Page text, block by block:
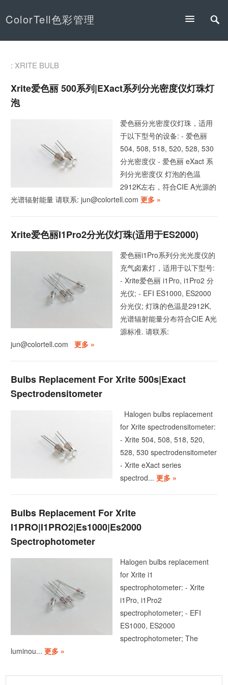
ColorTell色彩管理
: XRITE BULB
Xrite爱色丽 500系列|eXact系列分光密度仪灯珠灯
泡
爱色丽分光密度仪灯珠，适用
于以下型号的设备: - 爱色丽
504, 508, 518, 520, 528, 530
分光密度仪 - 爱色丽 eXact 系
列分光密度仪 灯泡的色温
2912K左右，符合CIE A光源的
光谱辐射能量 请联系: jun@colortell.com 更多 »
Xrite爱色丽i1Pro2分光仪灯珠(适用于ES2000)
爱色丽i1Pro系列分光光度仪的
充气卤素灯，适用于以下型号:
- Xrite爱色丽 i1Pro, i1Pro2 分
光仪; - EFI ES1000, ES2000
分光仪; 灯珠的色温是2912K,
光谱辐射能量分布符合CIE A光
源标准. 请联系:
jun@colortell.com
更多 »
Bulbs Replacement For Xrite 500s|Exact
Spectrodensitometer
Halogen bulbs replacement
for Xrite spectrodensitometer:
- Xrite 504, 508, 518, 520,
528, 530 spectrodensitometer
- Xrite eXact series
spectrod...更多 »
Bulbs Replacement For Xrite
I1PRO|I1PRO2|Es1000|Es2000
Spectrophotometer
Halogen bulbs replacement
for Xrite i1
spectrophotometer: - Xrite
i1Pro, i1Pro2
spectrophotometer; - EFI
ES1000, ES2000
spectrophotometer; The
luminou...更多 »